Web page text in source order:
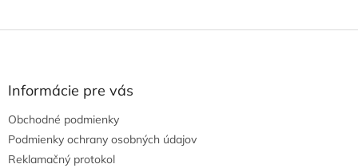
Informácie pre vás
Obchodné podmienky
Podmienky ochrany osobných údajov
Reklamačný protokol